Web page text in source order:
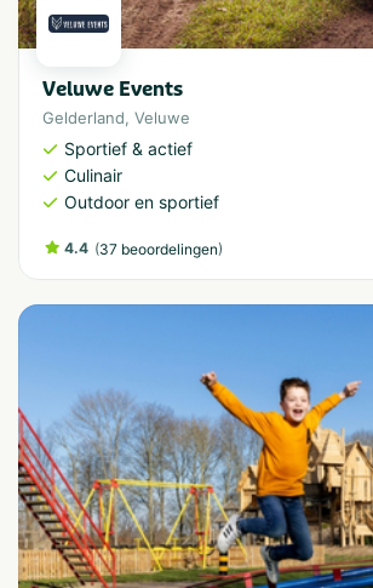
Veluwe Events
Gelderland, Veluwe
Sportief & actief
Culinair
Outdoor en sportief
4.4 (37 beoordelingen)